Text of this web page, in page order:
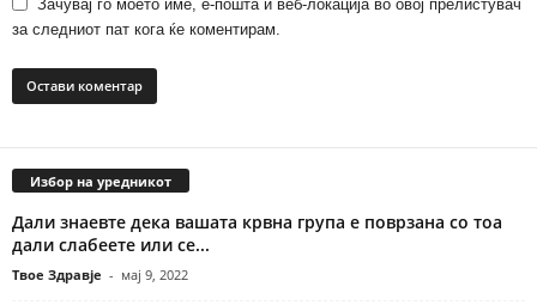
Зачувај го моето име, е-пошта и веб-локација во овој прелистувач
за следниот пат кога ќе коментирам.
Избор на уредникот
Дали знаевте дека вашата крвна група е поврзана со тоа
дали слабеете или се...
Твое Здравје - мај 9, 2022